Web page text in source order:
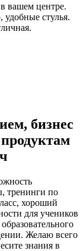
вашем центре.
стулья.
бизнес
тренинги по
хороший
для учеников
Желаю всего
знания в